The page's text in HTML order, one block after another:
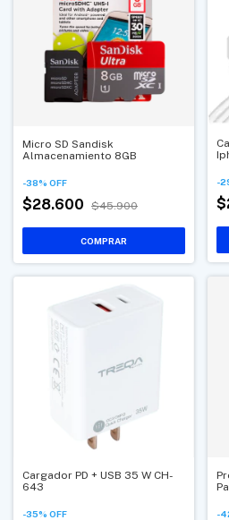
Micro SD Sandisk
Almacenamiento 8GB
-38% OFF
$28.600 $45.900
-
Cargador PD + USB 35 W CH-
643
-35% OFF -